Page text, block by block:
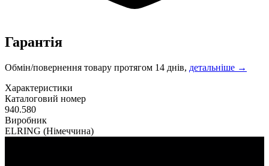
Гарантія
Обмін/повернення товару протягом 14 днів, детальніше →
Характеристики
Каталоговий номер
940.580
Виробник
ELRING (Німеччина)